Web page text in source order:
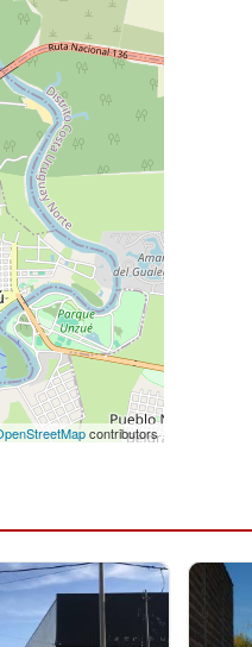
contributors